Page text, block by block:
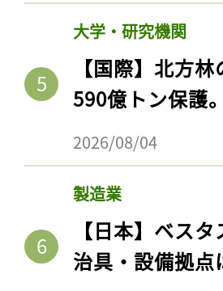
大学・研究機関
【国際】北方
590億トン保護
2026/08/04
製造業
【日本】ベス
治具・設備拠点